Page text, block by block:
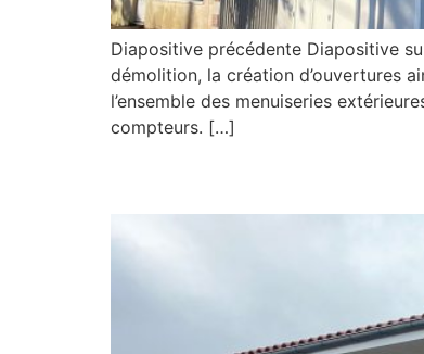
Diapositive précédente Diapositive
démolition, la création d’ouvertures
l’ensemble des menuiseries
compteurs. […]